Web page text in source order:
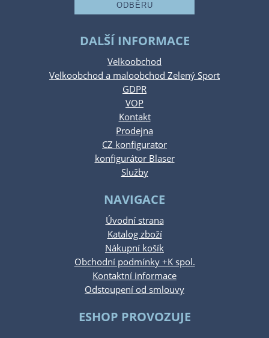
DALŠÍ INFORMACE
Velkoobchod
Velkoobchod a maloobchod Zelený Sport
GDPR
VOP
Kontakt
Prodejna
CZ konfigurator
konfigurátor Blaser
Služby
NAVIGACE
Úvodní strana
Katalog zboží
Nákupní košík
Obchodní podmínky +K spol.
Kontaktní informace
Odstoupení od smlouvy
ESHOP PROVOZUJE